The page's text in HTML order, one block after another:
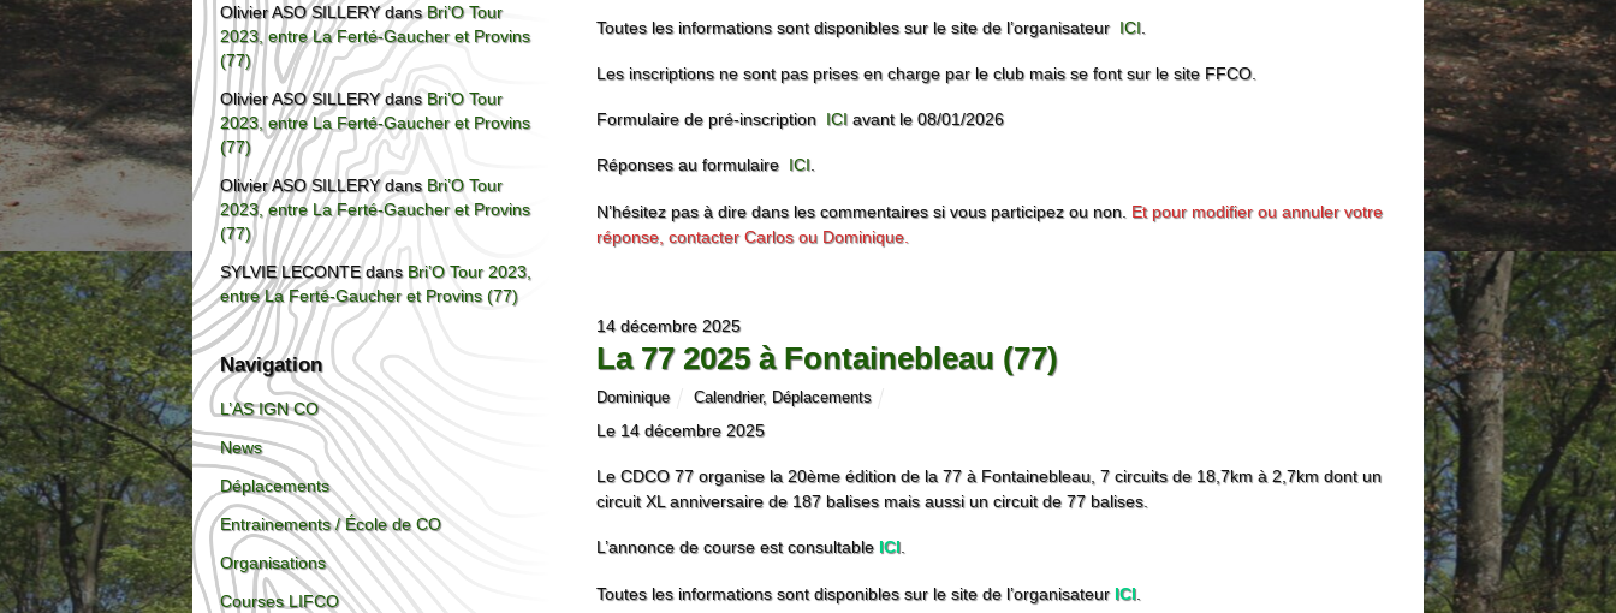
Toutes les informations sont disponibles sur le site de l’organisateur ICI.
Les inscriptions ne sont pas prises en charge par le club mais se font sur le site FFCO.
Formulaire de pré-inscription ICIavant le 08/01/2026
Réponses au formulaire ICI.
N’hésitez pas à dire dans les commentaires si vous participez ou non. Et pour modifier ou annuler votre
réponse, contacter Carlos ou Dominique.
14 décembre 2025
La 77 2025 à Fontainebleau (77)
Dominique Calendrier, Déplacements
Le 14 décembre 2025
Le CDCO 77 organise la 20ème édition de la 77 à Fontainebleau, 7 circuits de 18,7km à 2,7km dont un
circuit XL anniversaire de 187 balises mais aussi un circuit de 77 balises.
L’annonce de course est consultable ICI.
Toutes les informations sont disponibles sur le site de l’organisateur ICI.
Olivier ASO SILLERYdansBri’O Tour
2023, entre La Ferté-Gaucher et Provins
(77)
Olivier ASO SILLERYdans Bri’O Tour
2023, entre La Ferté-Gaucher et Provins
(77)
Olivier ASO SILLERYdans Bri’O Tour
2023, entre La Ferté-Gaucher et Provins
(77)
SYLVIE LECONTEdans Bri’O Tour 2023,
entre La Ferté-Gaucher et Provins (77)
Navigation
L’AS IGN CO
News
Déplacements
Entrainements / École de CO
Organisations
Courses LIFCO